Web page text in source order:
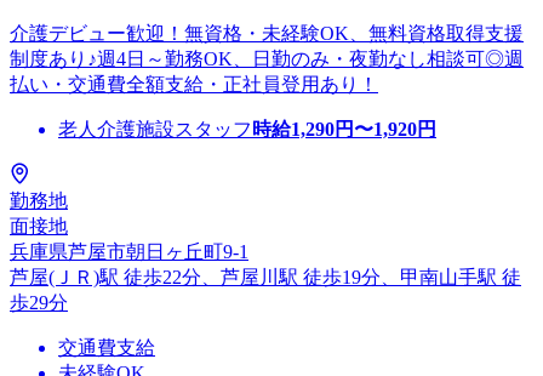
介護デビュー歓迎！無資格・未経験OK、無料資格取得支援
制度あり♪週4日～勤務OK、日勤のみ・夜勤なし相談可◎週
払い・交通費全額支給・正社員登用あり！
老人介護施設スタッフ 時給1,290円〜1,920円
勤務地
面接地
兵庫県芦屋市朝日ヶ丘町9-1
芦屋(ＪＲ)駅 徒歩22分、芦屋川駅 徒歩19分、甲南山手駅 徒
歩29分
交通費支給